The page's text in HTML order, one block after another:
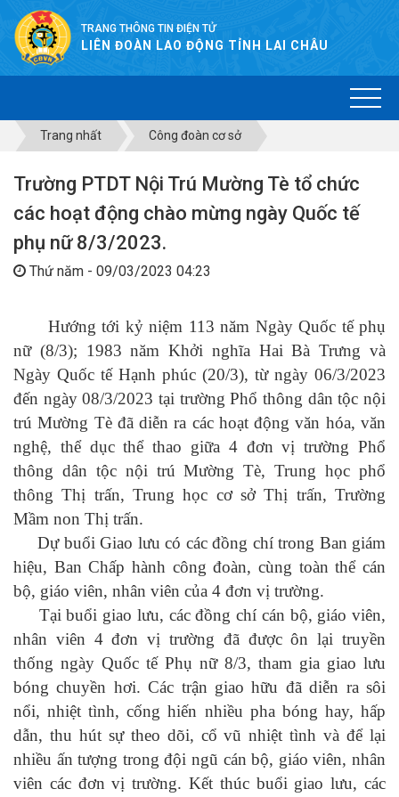
TRANG THÔNG TIN ĐIỆN TỬ
LIÊN ĐOÀN LAO ĐỘNG TỈNH LAI CHÂU
Trang nhất Công đoàn cơ sở
Trường PTDT Nội Trú Mường Tè tổ chức
các hoạt động chào mừng ngày Quốc tế
phụ nữ 8/3/2023.
Thứ năm - 09/03/2023 04:23
Hướng tới kỷ niệm 113 năm Ngày Quốc tế phụ
nữ (8/3); 1983 năm Khởi nghĩa Hai Bà Trưng và
Ngày Quốc tế Hạnh phúc (20/3), từ ngày 06/3/2023
đến ngày 08/3/2023 tại trường Phổ thông dân tộc nội
trú Mường Tè đã diễn ra các hoạt động văn hóa, văn
nghệ, thể dục thể thao giữa 4 đơn vị trường Phổ
thông dân tộc nội trú Mường Tè, Trung học phổ
thông Thị trấn, Trung học cơ sở Thị trấn, Trường
Mầm non Thị trấn.
Dự buổi Giao lưu có các đồng chí trong Ban giám
hiệu, Ban Chấp hành công đoàn, cùng toàn thể cán
bộ, giáo viên, nhân viên của 4 đơn vị trường.
Tại buổi giao lưu, các đồng chí cán bộ, giáo viên,
nhân viên 4 đơn vị trường đã được ôn lại truyền
thống ngày Quốc tế Phụ nữ 8/3, tham gia giao lưu
bóng chuyền hơi. Các trận giao hữu đã diễn ra sôi
nổi, nhiệt tình, cống hiến nhiều pha bóng hay, hấp
dẫn, thu hút sự theo dõi, cổ vũ nhiệt tình và để lại
nhiều ấn tượng trong đội ngũ cán bộ, giáo viên, nhân
viên các đơn vị trường. Kết thúc buổi giao lưu, các